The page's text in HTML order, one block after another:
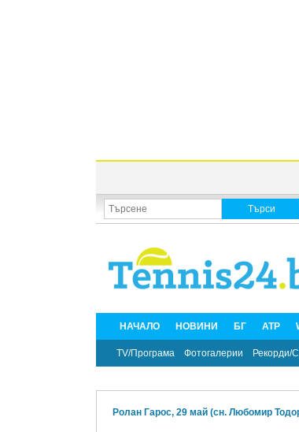
НАЧАЛО НОВИНИ БГ ATP
TV/Програма Фотогалерии Рекорди/
Ролан Гарос, 29 май (сн. Любомир